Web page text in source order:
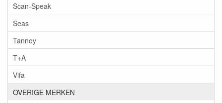
Scan-Speak
Seas
Tannoy
T+A
Vifa
OVERIGE MERKEN